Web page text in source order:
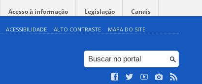
Acesso à informação Legislação Canais
ACESSIBILIDADE ALTO CONTRASTE MAPA DO SITE